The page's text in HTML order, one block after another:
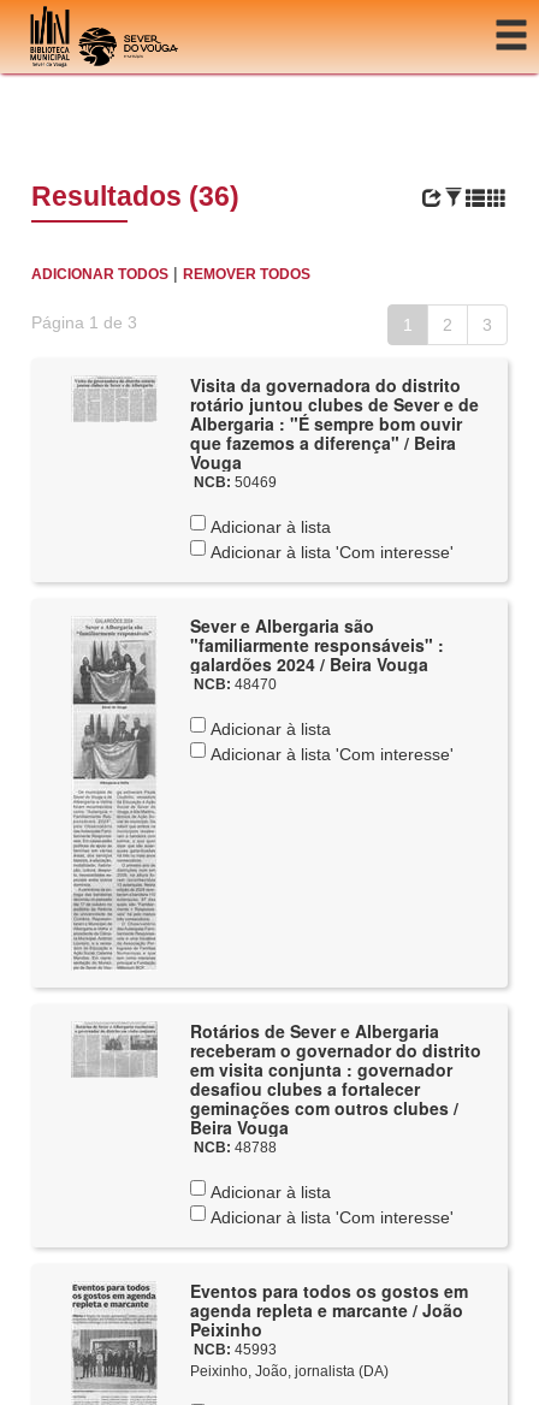
Ir para o conteúdo
Resultados (36)
ADICIONAR TODOS |REMOVER TODOS
Página 1 de 3 1 2 3
Visita da governadora do distrito
rotário juntou clubes de Sever e de
Albergaria : "É sempre bom ouvir
que fazemos a diferença" / Beira
Vouga
NCB: 50469
Adicionar à lista
Adicionar à lista 'Com interesse'
Sever e Albergaria são
"familiarmente responsáveis" :
galardões 2024 / Beira Vouga
NCB: 48470
Adicionar à lista
Adicionar à lista 'Com interesse'
Rotários de Sever e Albergaria
receberam o governador do distrito
em visita conjunta : governador
desafiou clubes a fortalecer
geminações com outros clubes /
Beira Vouga
NCB: 48788
Adicionar à lista
Adicionar à lista 'Com interesse'
Eventos para todos os gostos em
agenda repleta e marcante / João
Peixinho
NCB: 45993
Peixinho, João, jornalista (DA)